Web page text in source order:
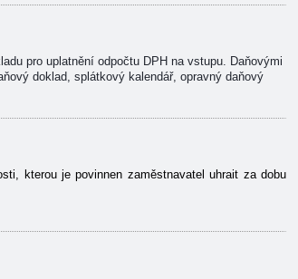
pro uplatnění odpočtu DPH na vstupu. Daňovými
doklad, splátkový kalendář, opravný daňový
kterou je povinnen zaměstnavatel uhrait za dobu